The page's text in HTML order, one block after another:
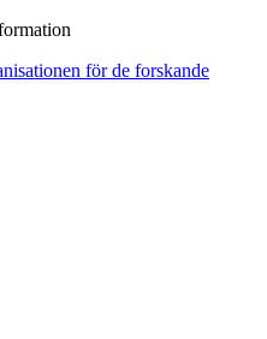
för de forskande